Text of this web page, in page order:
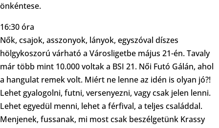
önkéntese.
16:30 óra
Nők, csajok, asszonyok, lányok, egyszóval díszes
hölgykoszorú várható a Városligetbe május 21-én. Tavaly
már több mint 10.000 voltak a BSI 21. Női Futó Gálán, ahol
a hangulat remek volt. Miért ne lenne az idén is olyan jó?!
Lehet gyalogolni, futni, versenyezni, vagy csak jelen lenni.
Lehet egyedül menni, lehet a férfival, a teljes családdal.
Menjenek, fussanak, mi most csak beszélgetünk Krassy